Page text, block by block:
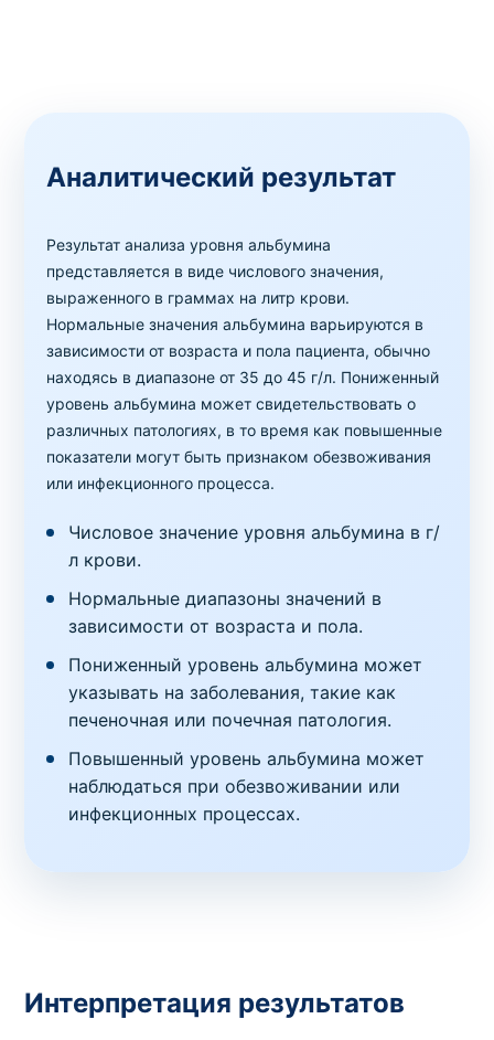
Аналитический результат
Результат анализа уровня альбумина
представляется в виде числового значения,
выраженного в граммах на литр крови.
Нормальные значения альбумина варьируются в
зависимости от возраста и пола пациента, обычно
находясь в диапазоне от 35 до 45 г/л. Пониженный
уровень альбумина может свидетельствовать о
различных патологиях, в то время как повышенные
показатели могут быть признаком обезвоживания
или инфекционного процесса.
Числовое значение уровня альбумина в г/
л крови.
Нормальные диапазоны значений в
зависимости от возраста и пола.
Пониженный уровень альбумина может
указывать на заболевания, такие как
печеночная или почечная патология.
Повышенный уровень альбумина может
наблюдаться при обезвоживании или
инфекционных процессах.
Интерпретация результатов